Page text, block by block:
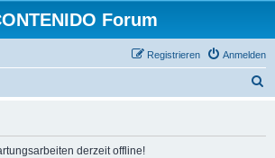
Forum
Anmelden
Registrieren
derzeit offline!